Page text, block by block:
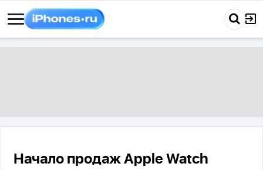
Начало продаж Apple Watch